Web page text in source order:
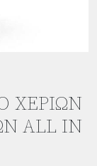
ΧΕΡΙΏΝ
ALL IN